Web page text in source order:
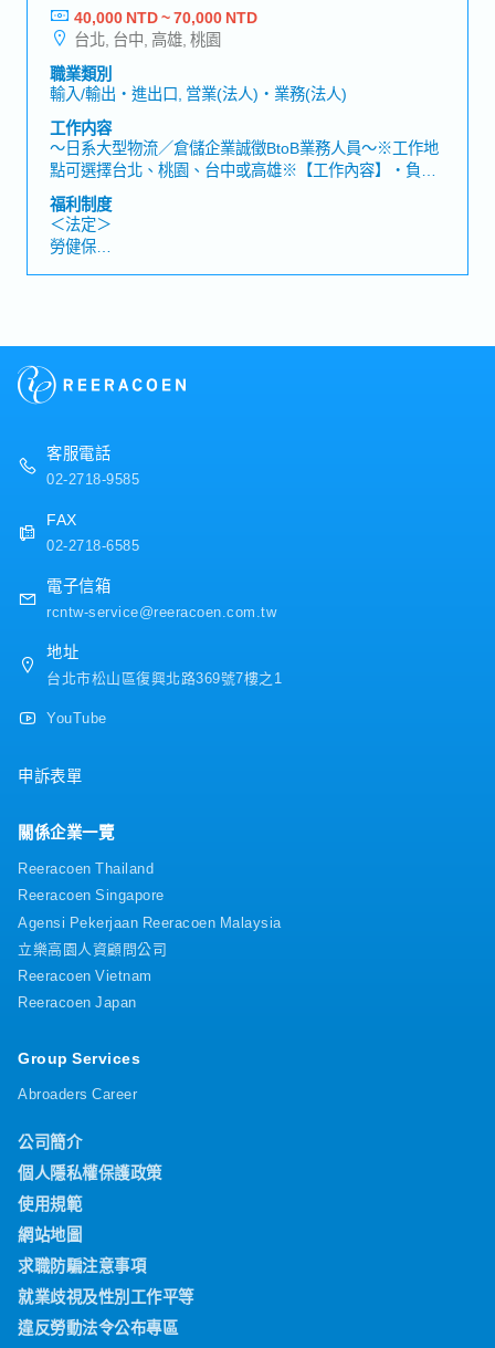
【企業福利】
・績效獎金 (1年2次發放，基本1.6個月)
・人事考核、調薪制度 (1年2次)
・員工健康檢查 (1年1次)
・新任到職即享有每半年3天的心靈充電假
・額外支付證照津貼
・證照課程訓練費用補助 (公司指定項目)
・迎新會、慶生會、部門聚餐、三節禮品
・免費零食無限供應、免費咖啡無限供應
・員工國內旅遊、家庭日
40,000 NTD ~ 70,000 NTD
台北, 台中, 高雄, 桃園
職業類別
輸入/輸出・進出口, 営業(法人)・業務(法人)
工作内容
～日系大型物流／倉儲企業誠徵BtoB業務人員～※工作地
點可選擇台北、桃園、台中或高雄※【工作內容】・負責
國際進出口、國內運輸、倉儲管理及庫存管理等整體物流
服務業務・開發新客戶並維護既有客戶關係※主要以新客
戶開發為主・透過電話開發潛在客戶，安排拜訪行程並進
行業務提案・了解客戶需求，提供最適合的物流解決方案
福利制度
＜法定＞
勞健保
＜公司福利＞
・獎金：1個月～※依公司內部規定決定
・員工旅遊(不定期)
客服電話
02-2718-9585
FAX
02-2718-6585
電子信箱
rcntw-service@reeracoen.com.tw
地址
台北市松山區復興北路369號7樓之1
YouTube
申訴表單
關係企業一覽
Reeracoen Thailand
Reeracoen Singapore
Agensi Pekerjaan Reeracoen Malaysia
立樂高園人資顧問公司
Reeracoen Vietnam
Reeracoen Japan
Group Services
Abroaders Career
公司簡介
個人隱私權保護政策
使用規範
網站地圖
求職防騙注意事項
就業歧視及性別工作平等
違反勞動法令公布專區